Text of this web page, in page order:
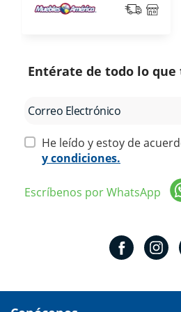
Entérate de todo lo
He leído y estoy de
y condiciones.
Escríbenos por WhatsApp